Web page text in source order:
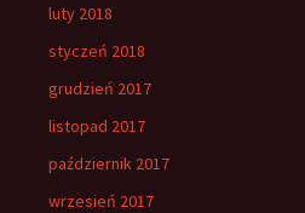
luty 2018
styczeń 2018
grudzień 2017
listopad 2017
październik 2017
wrzesień 2017